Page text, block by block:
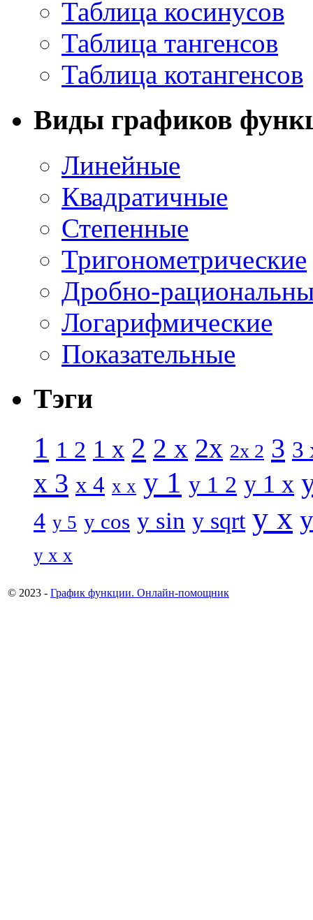
Таблица косинусов
Таблица тангенсов
Таблица котангенсов
Виды графиков
Линейные
Квадратичные
Степенные
Тригонометрические
Дробно-
Логарифмические
Показательные
Тэги
1 1 2 1 x 2 2 x 2x 2x 2 3 3
x 3 x 4 x x y 1 y 1 2 y 1 x
4 y 5 y cos y sin y sqrt y x
y x x
© 2023 - График функции. Онлайн-помощник